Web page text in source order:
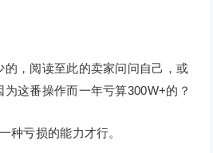
的，阅读至此的卖家问问自己，或
这番操作而一年亏算300W+的？
种亏损的能力才行。